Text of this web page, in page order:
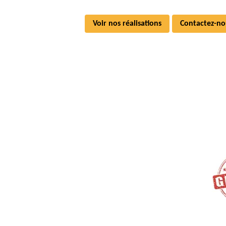
Voir nos réalisations Contactez-